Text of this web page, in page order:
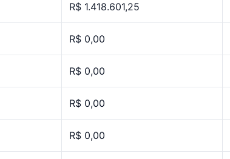
R$ 1.418.601,25
R$ 0,00
R$ 0,00
R$ 0,00
R$ 0,00